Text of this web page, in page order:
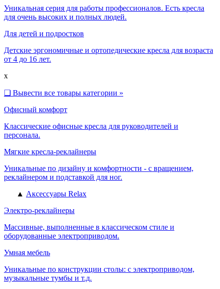
Уникальная серия для работы профессионалов. Есть кресла
для очень высоких и полных людей.
Для детей и подростков
Детские эргономичные и ортопедические кресла для возраста
от 4 до 16 лет.
x
❑ Вывести все товары категории »
Офисный комфорт
Классические офисные кресла для руководителей и
персонала.
Мягкие кресла-реклайнеры
Уникальные по дизайну и комфортности - с вращением,
реклайнером и подставкой для ног.
▲ Аксессуары Relax
Электро-реклайнеры
Массивные, выполненные в классическом стиле и
оборудованные электроприводом.
Умная мебель
Уникальные по конструкции столы: с электроприводом,
музыкальные тумбы и т.д.